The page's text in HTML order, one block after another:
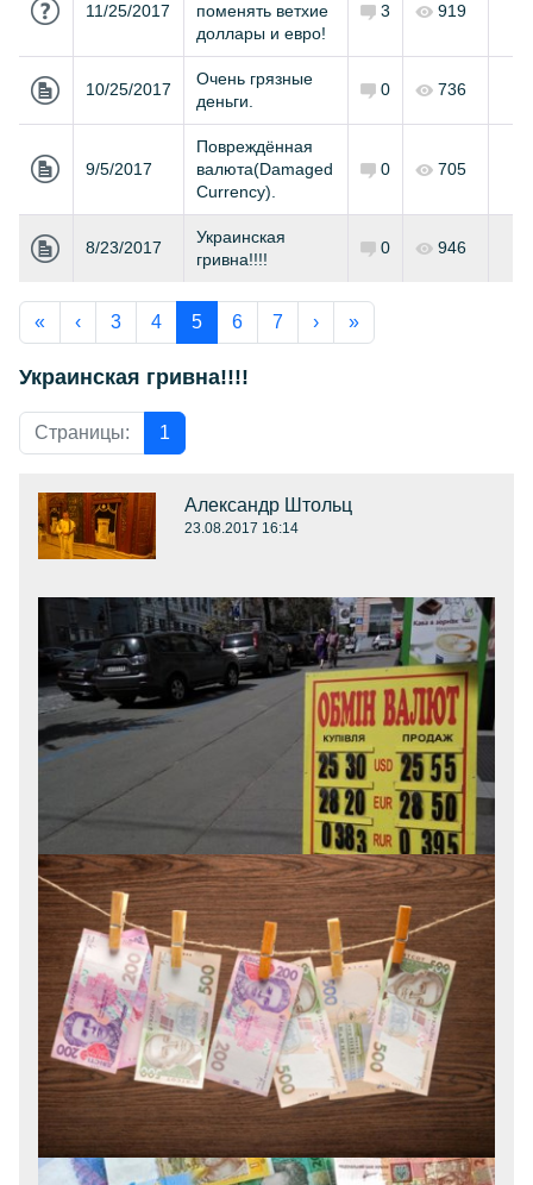
11/25/2017
поменять ветхие
доллары и евро!
3 919
10/25/2017
Очень грязные
деньги.
0 736
9/5/2017
Повреждённая
валюта(Damaged
Currency).
0 705
8/23/2017
Украинская
гривна!!!!
0 946
« ‹ 3 4 5 6 7 › »
Украинская гривна!!!!
Страницы: 1
Александр Штольц
23.08.2017 16:14